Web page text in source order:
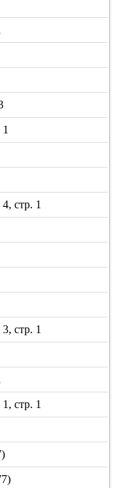
стр. 1
стр. 1
стр. 1